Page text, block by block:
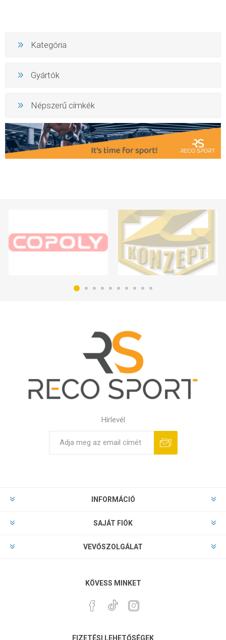
Kategória
Gyártók
Népszerű címkék
Hírlevél
INFORMÁCIÓ
SAJÁT FIÓK
VEVŐSZOLGÁLAT
KÖVESS MINKET
FIZETÉSI LEHETŐSÉGEK